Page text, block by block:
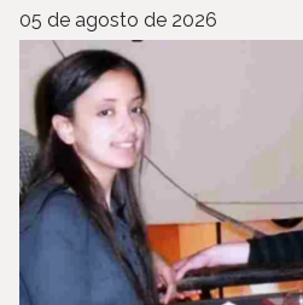
05 de agosto de 2026